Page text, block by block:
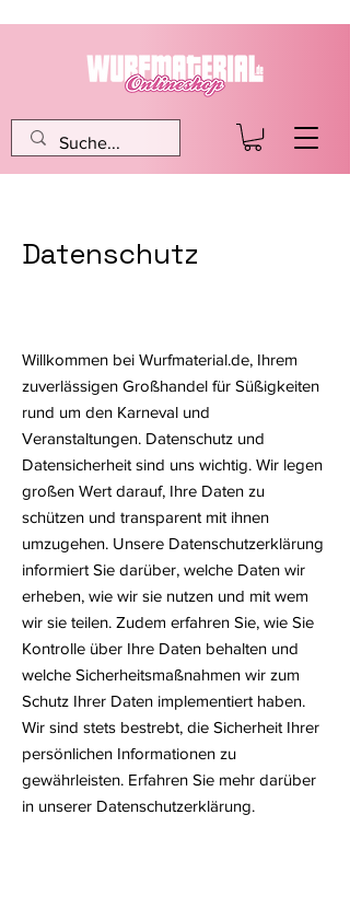
Datenschutz
Willkommen bei Wurfmaterial.de, Ihrem
zuverlässigen Großhandel für Süßigkeiten
rund um den Karneval und
Veranstaltungen. Datenschutz und
Datensicherheit sind uns wichtig. Wir legen
großen Wert darauf, Ihre Daten zu
schützen und transparent mit ihnen
umzugehen. Unsere Datenschutzerklärung
informiert Sie darüber, welche Daten wir
erheben, wie wir sie nutzen und mit wem
wir sie teilen. Zudem erfahren Sie, wie Sie
Kontrolle über Ihre Daten behalten und
welche Sicherheitsmaßnahmen wir zum
Schutz Ihrer Daten implementiert haben.
Wir sind stets bestrebt, die Sicherheit Ihrer
persönlichen Informationen zu
gewährleisten. Erfahren Sie mehr darüber
in unserer Datenschutzerklärung.